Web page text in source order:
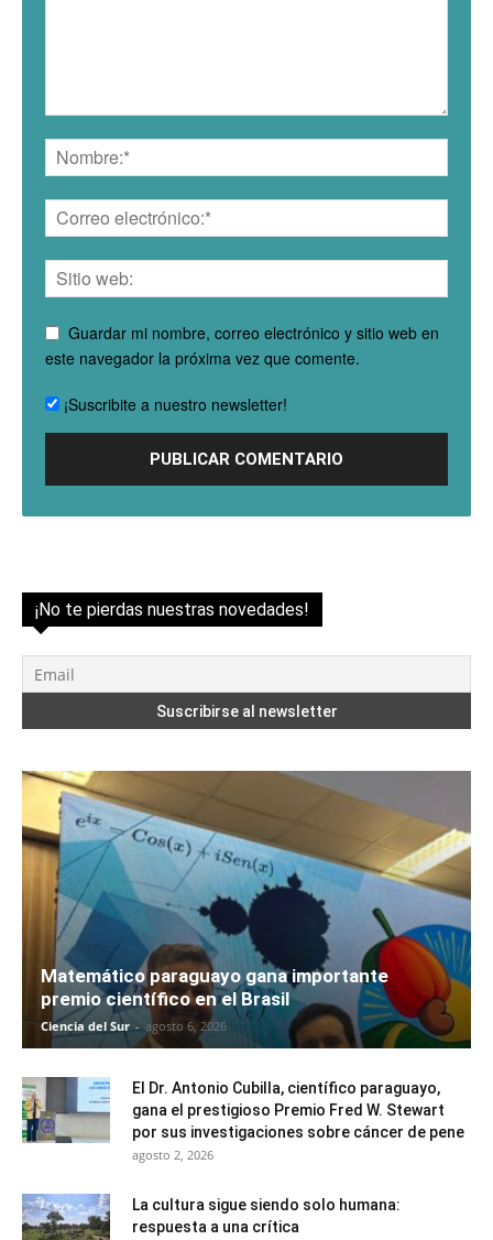
Guardar mi nombre, correo electrónico y sitio web en
este navegador la próxima vez que comente.
¡Suscribite a nuestro newsletter!
¡No te pierdas nuestras novedades!
Matemático paraguayo gana importante
premio científico en el Brasil
Ciencia del Sur - agosto 6, 2026
El Dr. Antonio Cubilla, científico paraguayo,
gana el prestigioso Premio Fred W. Stewart
por sus investigaciones sobre cáncer de pene
agosto 2, 2026
La cultura sigue siendo solo humana:
respuesta a una crítica